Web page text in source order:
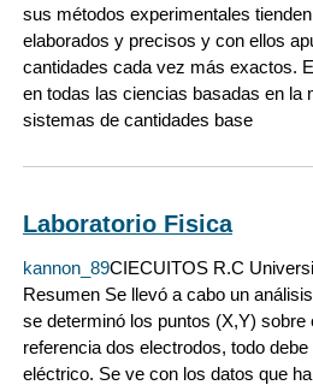
sus métodos experimentales
elaborados y precisos y con ellos
cantidades cada vez más exactos.
en todas las ciencias basadas en la
sistemas de cantidades base
Laboratorio Fisica
kannon_89CIECUITOS R.C
Resumen Se llevó a cabo un
se determinó los puntos (X,Y) sobre
referencia dos electrodos, todo
eléctrico. Se ve con los datos que